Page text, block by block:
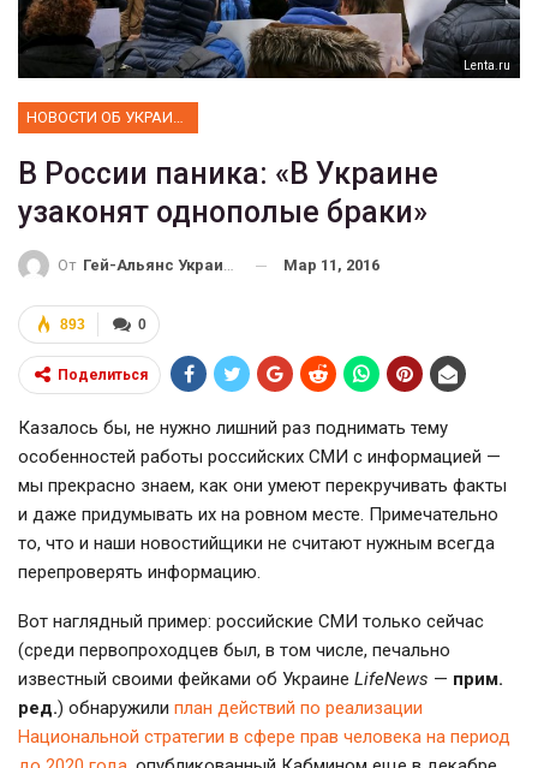
Lenta.ru
В России паника: «В Украине
узаконят однополые браки»
От Гей-Альянс Украина Мар 11, 2016
0
893
Поделиться
Казалось бы, не нужно лишний раз поднимать тему
особенностей работы российских СМИ с информацией —
мы прекрасно знаем, как они умеют перекручивать факты
и даже придумывать их на ровном месте. Примечательно
то, что и наши новостийщики не считают нужным всегда
перепроверять информацию.
Вот наглядный пример: российские СМИ только сейчас
(среди первопроходцев был, в том числе, печально
известный своими фейками об Украине LifeNews — прим.
ред.) обнаружили план действий по реализации
Национальной стратегии в сфере прав человека на период